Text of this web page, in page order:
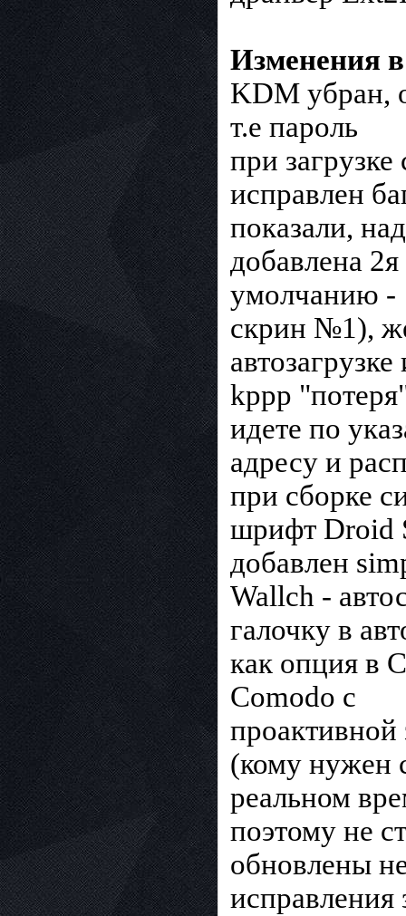
Изменения
KDM убран,
т.е пароль
при
исправлен
показали,
добавлена
умолчанию -
скрин №1),
kppp
идете по
адресу и
при сборке
шрифт Droid
добавлен
Wallch -
галочку в
как опция в
Comodo с
(кому нужен
реальном
поэтому не
обновлены